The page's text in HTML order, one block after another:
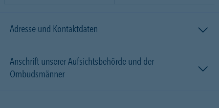
Adresse und Kontaktdaten
Anschrift unserer Aufsichtsbehörde und der
Ombudsmänner